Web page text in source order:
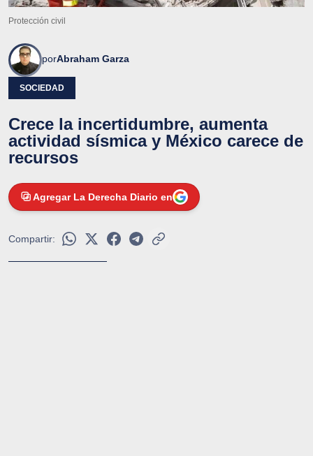
Protección civil
porAbraham Garza
SOCIEDAD
Crece la incertidumbre, aumenta
actividad sísmica y México carece de
recursos
Agregar La Derecha Diario en
Compartir: